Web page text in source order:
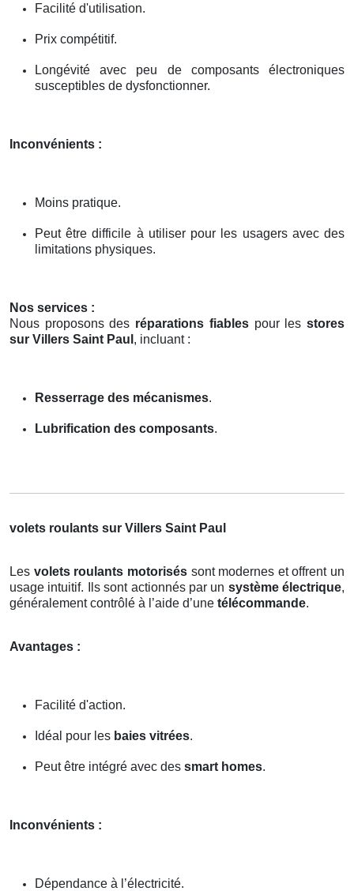
Facilité d'utilisation.
Prix compétitif.
Longévité avec peu de composants électroniques
susceptibles de dysfonctionner.
Inconvénients :
Moins pratique.
Peut être difficile à utiliser pour les usagers avec des
limitations physiques.
Nos services :
Nous proposons des réparations fiablespour lesstores
sur Villers Saint Paul , incluant :
Resserrage des mécanismes.
Lubrification des composants.
volets roulants sur Villers Saint Paul
Les volets roulants motoriséssont modernes et offrent un
usage intuitif. Ils sont actionnés par un système électrique,
généralement contrôlé à l’aide d’une télécommande.
Avantages :
Facilité d'action.
Idéal pour les baies vitrées.
Peut être intégré avec des smart homes.
Inconvénients :
Dépendance à l’électricité.